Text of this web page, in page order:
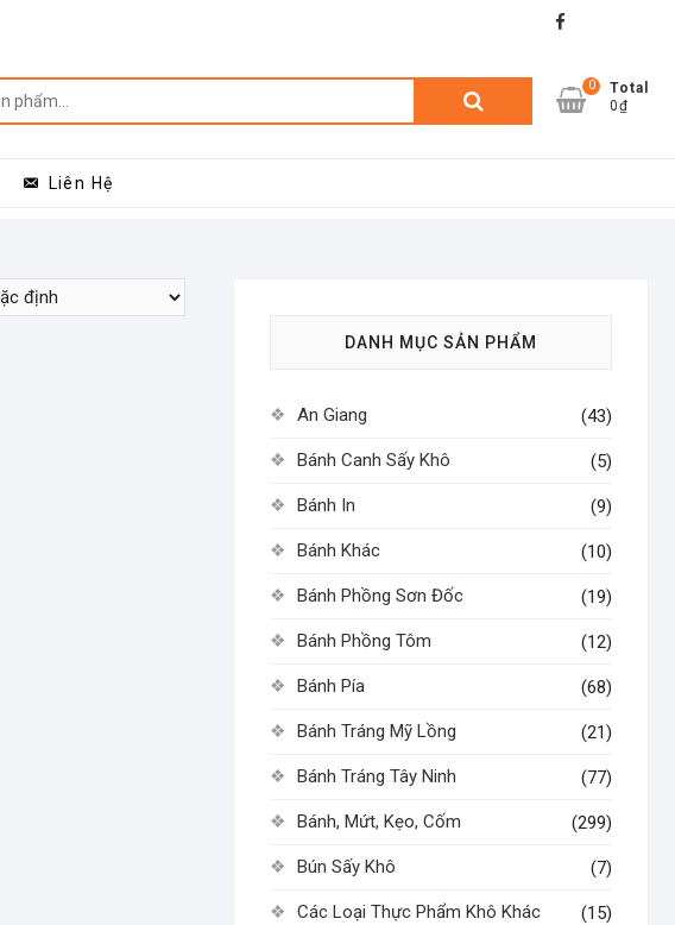
facebook
0
Total
0₫
Liên Hệ
DANH MỤC SẢN PHẨM
An Giang (43)
Bánh Canh Sấy Khô (5)
Bánh In (9)
Bánh Khác (10)
Bánh Phồng Sơn Đốc (19)
Bánh Phồng Tôm (12)
Bánh Pía (68)
Bánh Tráng Mỹ Lồng (21)
Bánh Tráng Tây Ninh (77)
Bánh, Mứt, Kẹo, Cốm (299)
Bún Sấy Khô (7)
Các Loại Thực Phẩm Khô Khác (15)